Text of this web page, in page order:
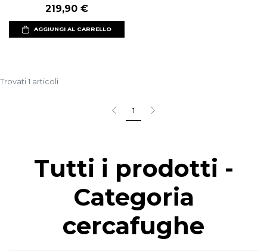
219,90 €
AGGIUNGI AL CARRELLO
Trovati 1 articoli
1
Tutti i prodotti -
Categoria
cercafughe